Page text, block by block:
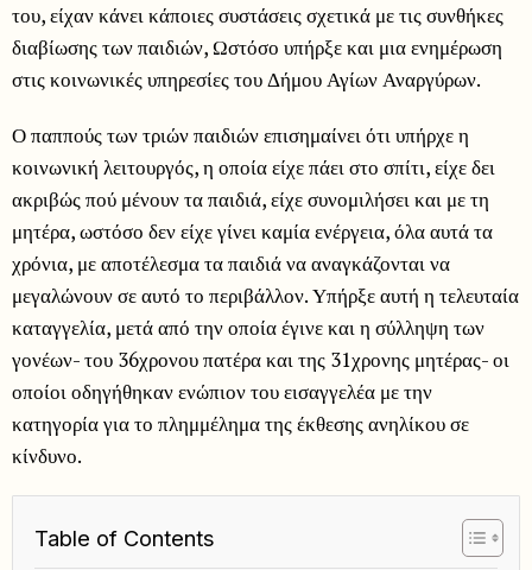
του, είχαν κάνει κάποιες συστάσεις σχετικά με τις συνθήκες
διαβίωσης των παιδιών, Ωστόσο υπήρξε και μια ενημέρωση
στις κοινωνικές υπηρεσίες του Δήμου Αγίων Αναργύρων.
Ο παππούς των τριών παιδιών επισημαίνει ότι υπήρχε η
κοινωνική λειτουργός, η οποία είχε πάει στο σπίτι, είχε δει
ακριβώς πού μένουν τα παιδιά, είχε συνομιλήσει και με τη
μητέρα, ωστόσο δεν είχε γίνει καμία ενέργεια, όλα αυτά τα
χρόνια, με αποτέλεσμα τα παιδιά να αναγκάζονται να
μεγαλώνουν σε αυτό το περιβάλλον. Υπήρξε αυτή η τελευταία
καταγγελία, μετά από την οποία έγινε και η σύλληψη των
γονέων- του 36χρονου πατέρα και της 31χρονης μητέρας- οι
οποίοι οδηγήθηκαν ενώπιον του εισαγγελέα με την
κατηγορία για το πλημμέλημα της έκθεσης ανηλίκου σε
κίνδυνο.
Table of Contents